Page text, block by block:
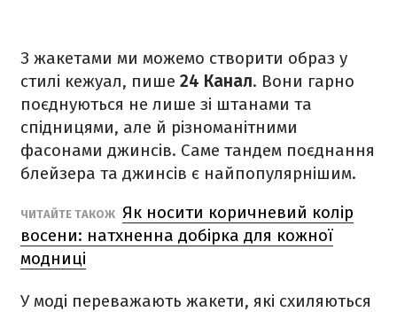
З жакетами ми можемо створити образ у
стилі кежуал, пише 24 Канал. Вони гарно
поєднуються не лише зі штанами та
спідницями, але й різноманітними
фасонами джинсів. Саме тандем поєднання
блейзера та джинсів є найпопулярнішим.
ЧИТАЙТЕ ТАКОЖ Як носити коричневий колір
восени: натхненна добірка для кожної
модниці
У моді переважають жакети, які схиляються